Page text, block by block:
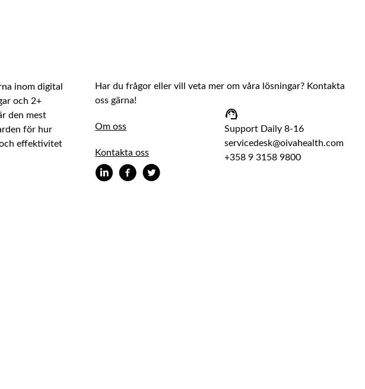
inom digital
och 2+
den mest
för hur
effektivitet
Har du frågor eller vill veta mer om våra lösningar? Kontakta
oss gärna!
Om oss
Kontakta oss
Support Daily 8-16
servicedesk@oivahealth.com
+358 9 3158 9800